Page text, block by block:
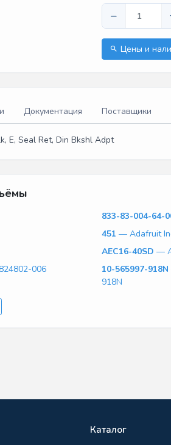
−
Цены и
Документация Поставщики
E, Seal Ret, Din Bkshl Adpt
833-83-004-64-
451 — Adafruit
AEC16-40SD —
006 10-565997-918N
918N
Каталог